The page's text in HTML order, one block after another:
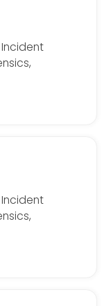
Incident
Incident